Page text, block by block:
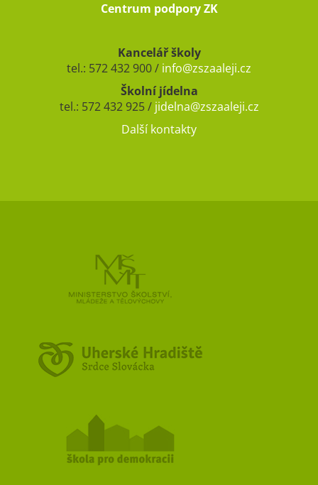
Centrum podpory ZK
Kancelář školy
tel.: 572 432 900 / info@zszaaleji.cz
Školní jídelna
tel.: 572 432 925 / jidelna@zszaaleji.cz
Další kontakty